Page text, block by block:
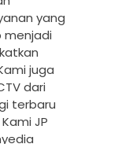
yang
menjadi
juga
dari
terbaru
JP